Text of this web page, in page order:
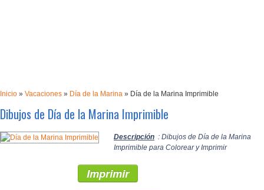
Inicio » Vacaciones » Día de la Marina » Día de la Marina Imprimible
Dibujos de Día de la Marina Imprimible
Descripción : Dibujos de Día de la Marina
Imprimible para Colorear y Imprimir
Imprimir